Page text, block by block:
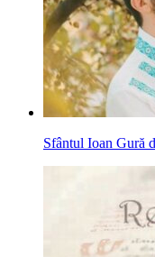
Sfântul Ioan Gură